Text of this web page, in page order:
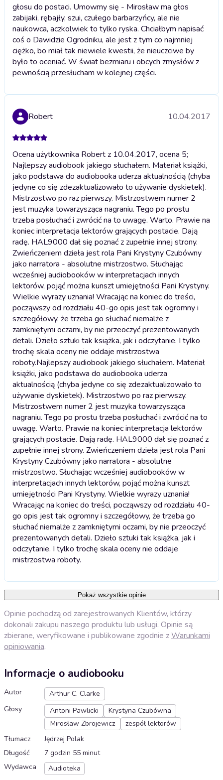
głosu do postaci. Umowmy się - Mirosław ma głos
zabijaki, rębajły, szui, czułego barbarzyńcy, ale nie
naukowca, aczkolwiek to tylko ryska. Chciałbym napisać
coś o Dawidzie Ogrodniku, ale jest z tym co najmniej
ciężko, bo miał tak niewiele kwestii, że nieuczciwe by
było to oceniać. W świat bezmiaru i obcych zmysłów z
pewnością przesłucham w kolejnej części.
Robert 10.04.2017
Ocena użytkownika Robert z 10.04.2017, ocena 5;
Najlepszy audiobook jakiego słuchałem. Materiał książki,
jako podstawa do audiobooka uderza aktualnością (chyba
jedyne co się zdezaktualizowało to używanie dyskietek).
Mistrzostwo po raz pierwszy. Mistrzostwem numer 2
jest muzyka towarzysząca nagraniu. Tego po prostu
trzeba posłuchać i zwrócić na to uwagę. Warto. Prawie na
koniec interpretacja lektorów grających postacie. Dają
radę. HAL9000 dał się poznać z zupełnie innej strony.
Zwieńczeniem dzieła jest rola Pani Krystyny Czubówny
jako narratora - absolutne mistrzostwo. Słuchając
wcześniej audiobooków w interpretacjach innych
lektorów, pojąć można kunszt umiejętności Pani Krystyny.
Wielkie wyrazy uznania! Wracając na koniec do treści,
począwszy od rozdziału 40-go opis jest tak ogromny i
szczegółowy, że trzeba go słuchać niemalże z
zamkniętymi oczami, by nie przeoczyć prezentowanych
detali. Dzieło sztuki tak książka, jak i odczytanie. I tylko
trochę skala oceny nie oddaje mistrzostwa
roboty.Najlepszy audiobook jakiego słuchałem. Materiał
książki, jako podstawa do audiobooka uderza
aktualnością (chyba jedyne co się zdezaktualizowało to
używanie dyskietek). Mistrzostwo po raz pierwszy.
Mistrzostwem numer 2 jest muzyka towarzysząca
nagraniu. Tego po prostu trzeba posłuchać i zwrócić na to
uwagę. Warto. Prawie na koniec interpretacja lektorów
grających postacie. Dają radę. HAL9000 dał się poznać z
zupełnie innej strony. Zwieńczeniem dzieła jest rola Pani
Krystyny Czubówny jako narratora - absolutne
mistrzostwo. Słuchając wcześniej audiobooków w
interpretacjach innych lektorów, pojąć można kunszt
umiejętności Pani Krystyny. Wielkie wyrazy uznania!
Wracając na koniec do treści, począwszy od rozdziału 40-
go opis jest tak ogromny i szczegółowy, że trzeba go
słuchać niemalże z zamkniętymi oczami, by nie przeoczyć
prezentowanych detali. Dzieło sztuki tak książka, jak i
odczytanie. I tylko trochę skala oceny nie oddaje
mistrzostwa roboty.
Pokaż wszystkie opinie
Opinie pochodzą od zarejestrowanych Klientów, którzy
dokonali zakupu naszego produktu lub usługi. Opinie są
zbierane, weryfikowane i publikowane zgodnie zWarunkami
opiniowania.
Informacje o audiobooku
Autor
Arthur C. Clarke
Głosy
Antoni Pawlicki
Krystyna Czubówna
Mirosław Zbrojewicz
zespół lektorów
Tłumacz
Jędrzej Polak
Długość
7 godzin 55 minut
Wydawca
Audioteka